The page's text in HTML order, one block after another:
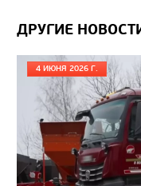
САМОСВАЛ
ДРУГИЕ
4 ИЮНЯ 2026 Г.